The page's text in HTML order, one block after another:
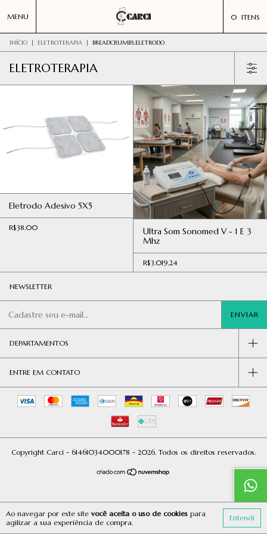
MENU 0 ITENS
Ao navegar por este site você aceita o uso de cookies para
agilizar a sua experiência de compra.
Entendi
INÍCIO | ELETROTERAPIA | BREADCRUMBS.ELETRODO
ELETROTERAPIA
Eletrodo Adesivo 5X5
R$38,00
Ultra Som Sonomed V - 1 E 3
Mhz
R$3.019,24
NEWSLETTER
DEPARTAMENTOS
ENTRE EM CONTATO
Copyright Carci - 61461034000178 - 2026. Todos os direitos reservados.